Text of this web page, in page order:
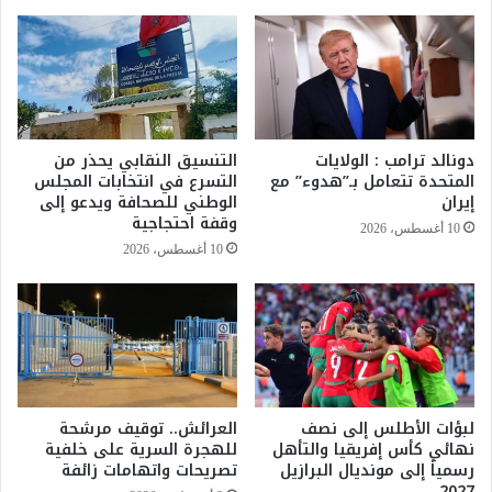
ي
ا
ت
ص
ا
ب
س
ط
ق
ض
ي
ا
ن
ق
ا
ن
و
ن
ت
ن
ظ
دونالد ترامب : الولايات
المتحدة تتعامل بـ”هدوء” مع
إيران
10 أغسطس، 2026
التنسيق النقابي يحذر من
التسرع في انتخابات المجلس
الوطني للصحافة ويدعو إلى
وقفة احتجاجية
10 أغسطس، 2026
لبؤات الأطلس إلى نصف
نهائي كأس إفريقيا والتأهل
رسمياً إلى مونديال البرازيل
العرائش.. توقيف مرشحة
للهجرة السرية على خلفية
تصريحات واتهامات زائفة